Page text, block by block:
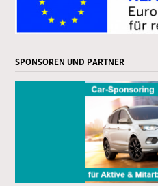
SPONSOREN UND PARTNER